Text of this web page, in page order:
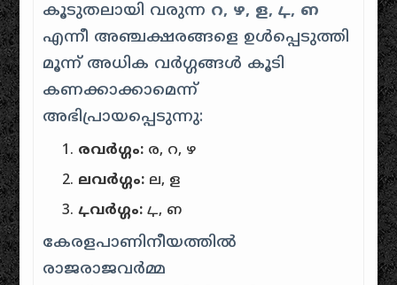
കൂടുതലായി വരുന്ന റ, ഴ, ള, ഺ, ഩ
എന്നീ അഞ്ചക്ഷരങ്ങളെ ഉൾപ്പെടുത്തി
മൂന്ന് അധിക വർഗ്ഗങ്ങൾ കൂടി
കണക്കാക്കാമെന്ന്
അഭിപ്രായപ്പെടുന്നു:
രവർഗ്ഗം: ര, റ, ഴ
ലവർഗ്ഗം: ല, ള
ഺവർഗ്ഗം: ഺ, ഩ
കേരളപാണിനീയത്തിൽ
രാജരാജവർമ്മ